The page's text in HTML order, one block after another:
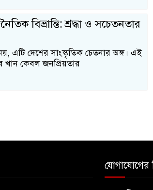
বিভ্রান্তি: শ্রদ্ধা ও সচেতনতার
এটি দেশের সাংস্কৃতিক চেতনার অঙ্গ। এই
খান কেবল জনপ্রিয়তার
যোগাযোগের